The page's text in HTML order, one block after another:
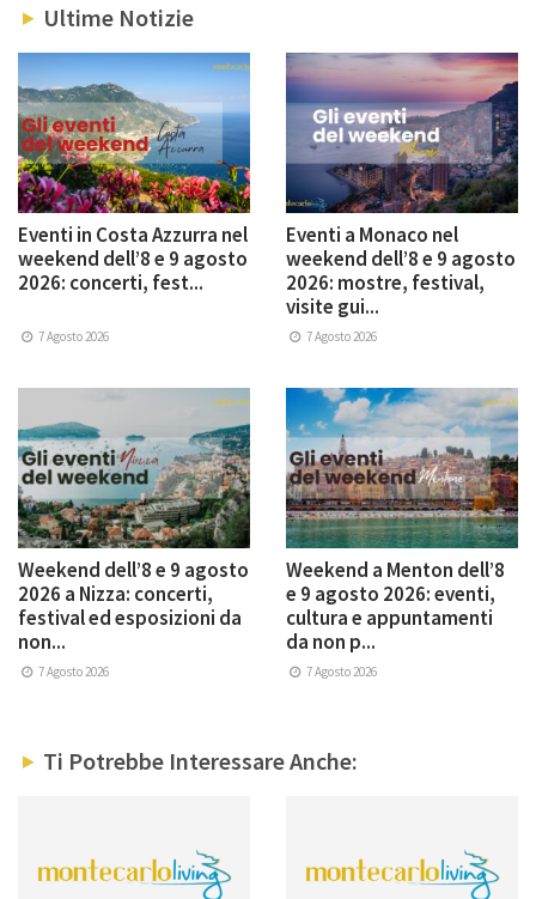
Ultime Notizie
Eventi in Costa Azzurra nel
weekend dell’8 e 9 agosto
2026: concerti, fest...
7 Agosto 2026
Eventi a Monaco nel
weekend dell’8 e 9 agosto
2026: mostre, festival,
visite gui...
7 Agosto 2026
Weekend dell’8 e 9 agosto
2026 a Nizza: concerti,
festival ed esposizioni da
non...
7 Agosto 2026
Weekend a Menton dell’8
e 9 agosto 2026: eventi,
cultura e appuntamenti
da non p...
7 Agosto 2026
Ti Potrebbe Interessare Anche: